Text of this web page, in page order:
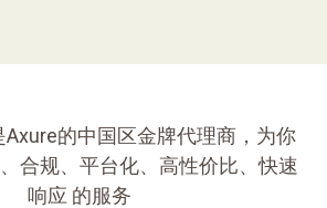
的中国区金牌代理商，为你
合规、平台化、高性价比、快速
响应 的服务